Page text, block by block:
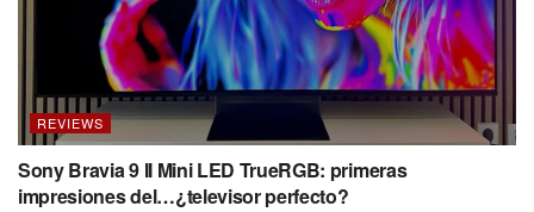
REVIEWS
Sony Bravia 9 II Mini LED TrueRGB: primeras
impresiones del…¿televisor perfecto?